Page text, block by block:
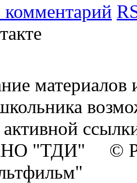
комментарий
материалов
"ТДИ" ©